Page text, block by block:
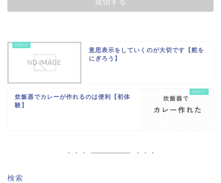
意思表示をしていくのが大切です【舵を
にぎろう】
炊飯器でカレーが作れるのは便利【初体
験】
検索